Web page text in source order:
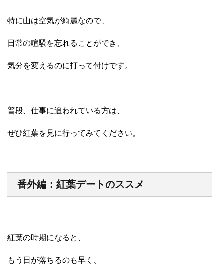
特に山は空気が綺麗なので、
日常の喧騒を忘れることができ、
気分を変えるのに打って付けです。
普段、仕事に追われている方は、
ぜひ紅葉を見に行ってみてください。
番外編：紅葉デートのススメ
紅葉の時期になると、
もう日が落ちるのも早く、